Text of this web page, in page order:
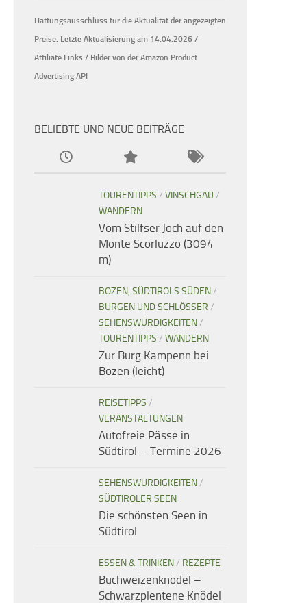
Haftungsausschluss für die Aktualität der angezeigten
Preise. Letzte Aktualisierung am 14.04.2026 /
Affiliate Links / Bilder von der Amazon Product
Advertising API
BELIEBTE UND NEUE BEITRÄGE
TOURENTIPPS / VINSCHGAU /
WANDERN
Vom Stilfser Joch auf den
Monte Scorluzzo (3094
m)
BOZEN, SÜDTIROLS SÜDEN/
BURGEN UND SCHLÖSSER /
SEHENSWÜRDIGKEITEN/
TOURENTIPPS / WANDERN
Zur Burg Kampenn bei
Bozen (leicht)
REISETIPPS /
VERANSTALTUNGEN
Autofreie Pässe in
Südtirol – Termine 2026
SEHENSWÜRDIGKEITEN/
SÜDTIROLER SEEN
Die schönsten Seen in
Südtirol
ESSEN & TRINKEN/ REZEPTE
Buchweizenknödel –
Schwarzplentene Knödel